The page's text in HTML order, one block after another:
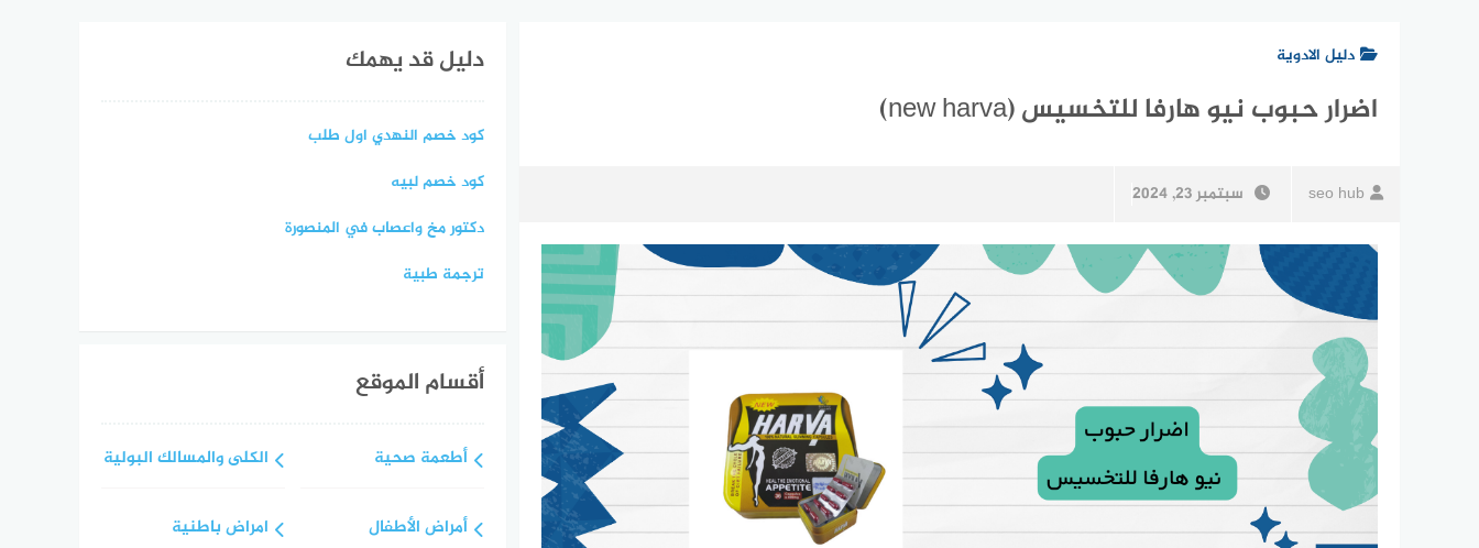
دليل الادوية
اضرار حبوب نيو هارفا للتخسيس (new harva)
seo hub سبتمبر 23, 2024
دليل قد يهمك
كود خصم النهدي اول طلب
كود خصم لبيه
دكتور مخ واعصاب في المنصورة
ترجمة طبية
أقسام الموقع
أطعمة صحية
أمراض الأطفال
الكلى والمسالك البولية
امراض باطنية